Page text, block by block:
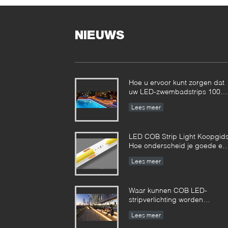
NIEUWS
Hoe u ervoor kunt zorgen dat
uw LED-zwembadstrips 100%
Lees meer
LED COB Strip Light
Hoe onderscheid je goede en
Lees meer
Waar kunnen COB LED-
stripverlichting worden
Lees meer